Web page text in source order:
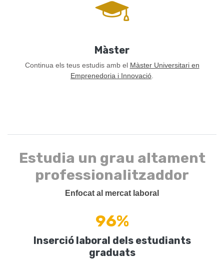
Màster
Continua els teus estudis amb el Màster Universitari en
Emprenedoria i Innovació
Estudia un grau altament
professionalitzaddor
Enfocat al mercat laboral
96%
Inserció laboral dels estudiants
graduats